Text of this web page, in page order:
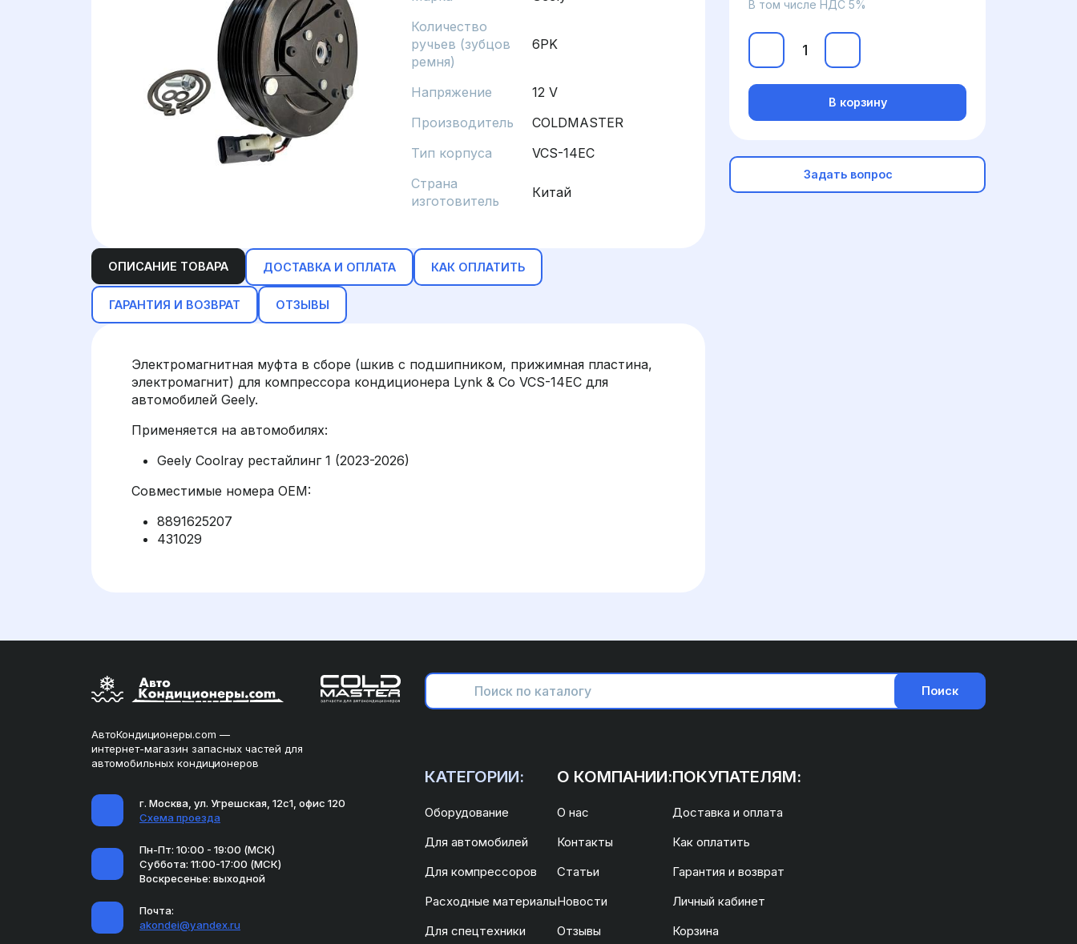
Количество
ручьев (зубцов
ремня)
6PK
Напряжение
12 V
Производитель
COLDMASTER
Тип корпуса
VCS-14EC
Страна
изготовитель
Китай
ОПИСАНИЕ ТОВАРА ДОСТАВКА И ОПЛАТА КАК ОПЛАТИТЬ
ГАРАНТИЯ И ВОЗВРАТ ОТЗЫВЫ
Электромагнитная муфта в сборе (шкив с подшипником, прижимная пластина,
электромагнит) для компрессора кондиционера Lynk & Co VCS-14EC для
автомобилей Geely.
Применяется на автомобилях:
Geely Coolray рестайлинг 1 (2023-2026)
Совместимые номера OEM:
8891625207
431029
В том числе НДС 5%
В корзину
Задать вопрос
АвтоКондиционеры.com —
интернет-магазин запасных частей для
автомобильных кондиционеров
г. Москва, ул. Угрешская, 12с1, офис 120
Схема проезда
Пн-Пт: 10:00 - 19:00 (МСК)
Суббота: 11:00-17:00 (МСК)
Воскресенье: выходной
Почта:
akondei@yandex.ru
Поиск
КАТЕГОРИИ:
Оборудование
Для автомобилей
Для компрессоров
Расходные материалы
Для спецтехники
О КОМПАНИИ:
О нас
Контакты
Статьи
Новости
Отзывы
ПОКУПАТЕЛЯМ:
Доставка и оплата
Как оплатить
Гарантия и возврат
Личный кабинет
Корзина